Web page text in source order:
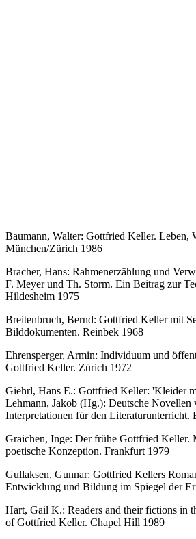
Baumann, Walter: Gottfried Keller. Leben,
München/Zürich 1986
Bracher, Hans: Rahmenerzählung und
F. Meyer und Th. Storm. Ein Beitrag zur
Hildesheim 1975
Breitenbruch, Bernd: Gottfried Keller mit
Bilddokumenten. Reinbek 1968
Ehrensperger, Armin: Individuum und
Gottfried Keller. Zürich 1972
Giehrl, Hans E.: Gottfried Keller: 'Kleider
Lehmann, Jakob (Hg.): Deutsche Novellen
Interpretationen für den Literaturunterricht.
Graichen, Inge: Der frühe Gottfried Keller.
poetische Konzeption. Frankfurt 1979
Gullaksen, Gunnar: Gottfried Kellers
Entwicklung und Bildung im Spiegel der
Hart, Gail K.: Readers and their fictions in
of Gottfried Keller. Chapel Hill 1989